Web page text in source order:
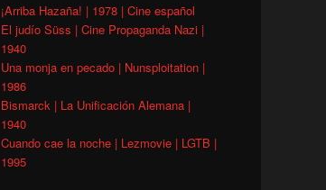
¡Arriba Hazaña! | 1978 | Cine español
El judío Süss | Cine Propaganda Nazi |
1940
Una monja en pecado | Nunsploitation |
1986
Bismarck | La Unificación Alemana |
1940
Cuando cae la noche | Lezmovie | LGTB |
1995